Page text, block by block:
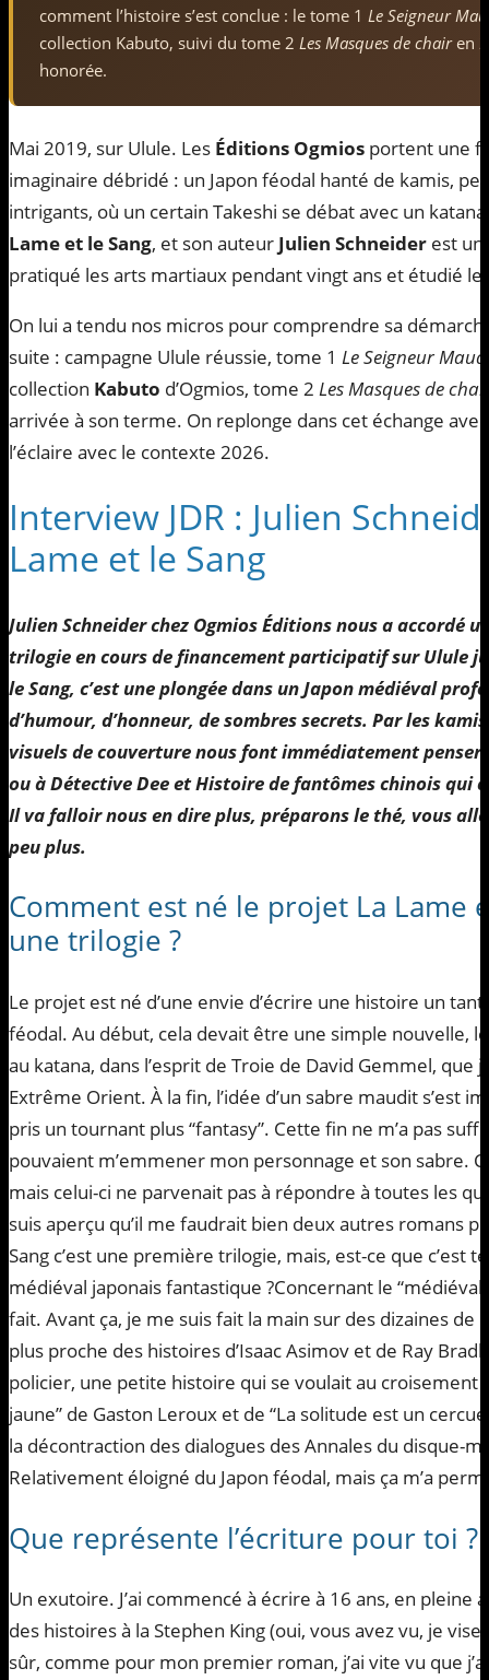
comment l’histoire s’est conclue : le tome 1 Le Seigneur
collection Kabuto, suivi du tome 2 Les Masques de chairen
honorée.
Mai 2019, sur Ulule. Les Éditions Ogmios portent une
imaginaire débridé : un Japon féodal hanté de kamis,
intrigants, où un certain Takeshi se débat avec un
Lame et le Sang, et son auteur Julien Schneider est un
pratiqué les arts martiaux pendant vingt ans et étudié
On lui a tendu nos micros pour comprendre sa
suite : campagne Ulule réussie, tome 1 Le Seigneur
collection Kabuto d’Ogmios, tome 2 Les Masques de
arrivée à son terme. On replonge dans cet échange
l’éclaire avec le contexte 2026.
Interview JDR : Julien
Lame et le Sang
Julien Schneider chez Ogmios Éditions nous a accordé
trilogie en cours de financement participatif sur Ulule
le Sang, c’est une plongée dans un Japon médiéval
d’humour, d’honneur, de sombres secrets. Par les
visuels de couverture nous font immédiatement penser
ou à Détective Dee et Histoire de fantômes chinois qui
Il va falloir nous en dire plus, préparons le thé, vous
peu plus.
Comment est né le projet La Lame
une trilogie ?
Le projet est né d’une envie d’écrire une histoire un
féodal. Au début, cela devait être une simple nouvelle,
au katana, dans l’esprit de Troie de David Gemmel, que
Extrême Orient. À la fin, l’idée d’un sabre maudit s’est
pris un tournant plus “fantasy”. Cette fin ne m’a pas suffi
pouvaient m’emmener mon personnage et son sabre.
mais celui-ci ne parvenait pas à répondre à toutes les
suis aperçu qu’il me faudrait bien deux autres romans
Sang c’est une première trilogie, mais, est-ce que c’est
médiéval japonais fantastique ?Concernant le
fait. Avant ça, je me suis fait la main sur des dizaines de
plus proche des histoires d’Isaac Asimov et de Ray
policier, une petite histoire qui se voulait au croisement
jaune” de Gaston Leroux et de “La solitude est un
la décontraction des dialogues des Annales du disque-
Relativement éloigné du Japon féodal, mais ça m’a
Que représente l’écriture pour toi ?
Un exutoire. J’ai commencé à écrire à 16 ans, en pleine
des histoires à la Stephen King (oui, vous avez vu, je
sûr, comme pour mon premier roman, j’ai vite vu que